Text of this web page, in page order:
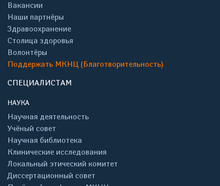
Вакансии
Наши партнёры
Здравоохранение
Столица здоровья
Волонтёры
Поддержать МКНЦ (Благотворительность)
СПЕЦИАЛИСТАМ
НАУКА
Научная деятельность
Учёный совет
Научная библиотека
Клинические исследования
Локальный этический комитет
Диссертационный совет